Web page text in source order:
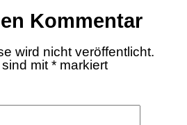
Kommentar
wird nicht veröffentlicht.
mit * markiert